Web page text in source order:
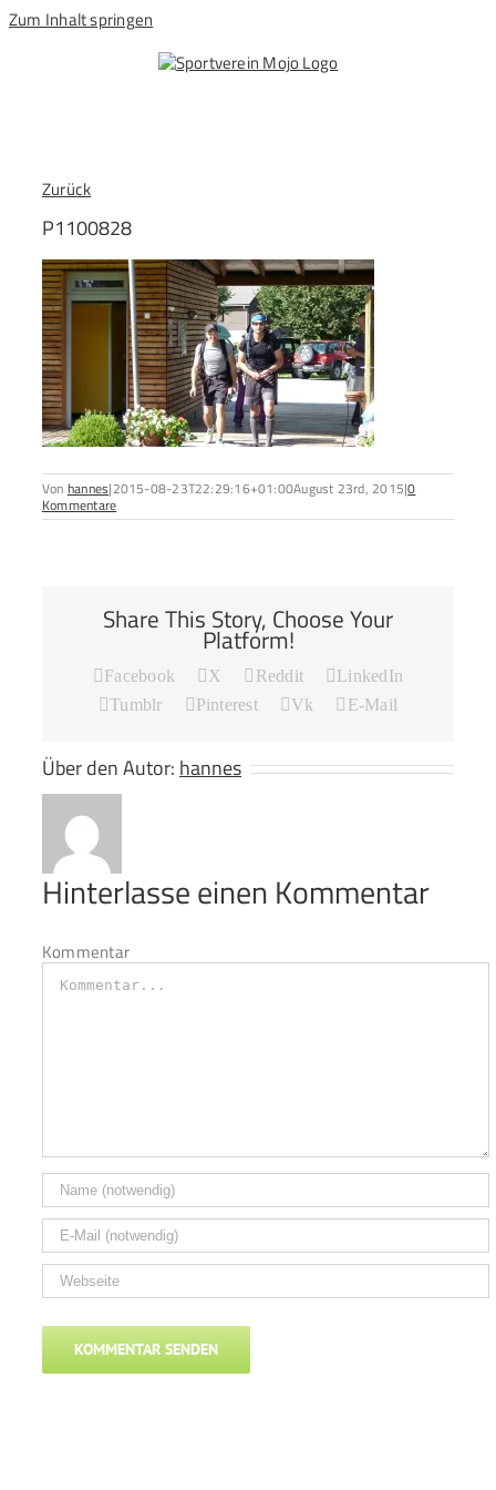
Zum Inhalt springen
Zurück
P1100828
Von hannes|2015-08-23T22:29:16+01:00August 23rd, 2015|0
Kommentare
Share This Story, Choose Your
Platform!
Facebook X Reddit
LinkedIn
Tumblr
Pinterest Vk E-Mail
Über den Autor:hannes
Hinterlasse einen Kommentar
Kommentar